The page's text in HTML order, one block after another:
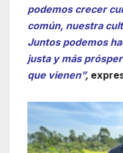
podemos crecer
común, nuestra
Juntos podemos
justa y más
que vienen”,